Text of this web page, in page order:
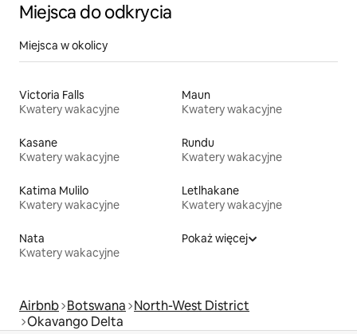
Miejsca do odkrycia
Miejsca w okolicy
Victoria Falls
Kwatery wakacyjne
Maun
Kwatery wakacyjne
Kasane
Kwatery wakacyjne
Rundu
Kwatery wakacyjne
Katima Mulilo
Kwatery wakacyjne
Letlhakane
Kwatery wakacyjne
Nata
Kwatery wakacyjne
Pokaż więcej
Airbnb Botswana North-West District
Okavango Delta